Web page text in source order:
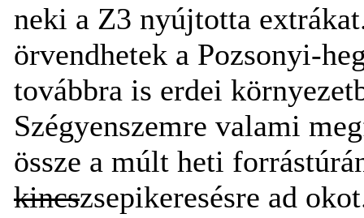
neki a Z3 nyújtotta
örvendhetek a Pozsonyi-
továbbra is erdei
Szégyenszemre valami
össze a múlt heti
kincszsepikeresésre ad